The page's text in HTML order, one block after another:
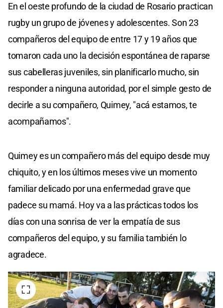
En el oeste profundo de la ciudad de Rosario practican
rugby un grupo de jóvenes y adolescentes. Son 23
compañeros del equipo de entre 17 y 19 años que
tomaron cada uno la decisión espontánea de raparse
sus cabelleras juveniles, sin planificarlo mucho, sin
responder a ninguna autoridad, por el simple gesto de
decirle a su compañero, Quimey, "acá estamos, te
acompañamos".
Quimey es un compañero más del equipo desde muy
chiquito, y en los últimos meses vive un momento
familiar delicado por una enfermedad grave que
padece su mamá. Hoy va a las prácticas todos los
días con una sonrisa de ver la empatía de sus
compañeros del equipo, y su familia también lo
agradece.